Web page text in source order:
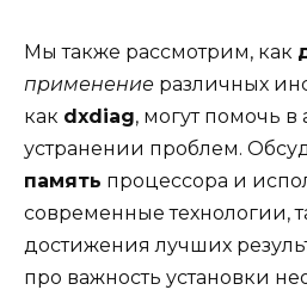
Мы также рассмотрим, как
применение различных
как dxdiag, могут помочь в
устранении проблем.
память процессора и
современные технологии,
достижения лучших
про важность установки